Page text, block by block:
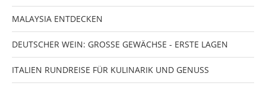
MALAYSIA ENTDECKEN
DEUTSCHER WEIN: GROSSE GEWÄCHSE - ERSTE LAGEN
ITALIEN RUNDREISE FÜR KULINARIK UND GENUSS